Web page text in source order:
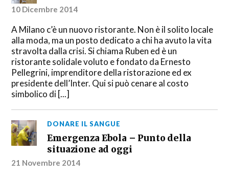
10 Dicembre 2014
A Milano c’è un nuovo ristorante. Non è il solito locale
alla moda, ma un posto dedicato a chi ha avuto la vita
stravolta dalla crisi. Si chiama Ruben ed è un
ristorante solidale voluto e fondato da Ernesto
Pellegrini, imprenditore della ristorazione ed ex
presidente dell’Inter. Qui si può cenare al costo
simbolico di [...]
DONARE IL SANGUE
Emergenza Ebola – Punto della
situazione ad oggi
21 Novembre 2014